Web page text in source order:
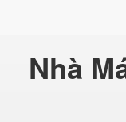
Nhà